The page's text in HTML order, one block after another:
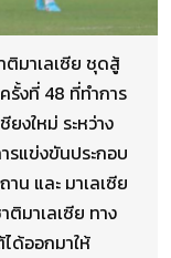
มาเลเซีย ชุดสู้
งที่ 48 ที่ทำการ
งใหม่ ระหว่าง
รแข่งขันประกอบ
น และ มาเลเซีย
มาเลเซีย ทาง
ด้ออกมาให้